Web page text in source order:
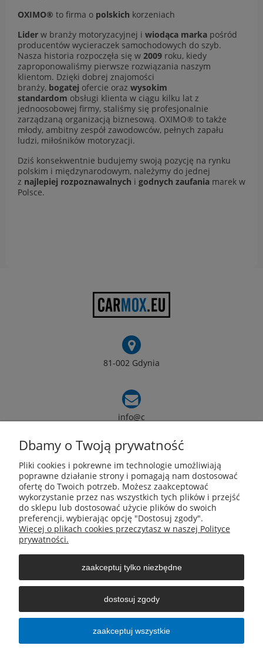
OXIMO® to firma o polskich korzeniach
Lider w branży motoryzacyjnej i wiodąca marka pośród
producentów wycieraczek samochodowych do szyb.
Nasza historia rozpoczęła się w 2009 roku, kiedy
zaproponowaliśmy pierwsze rozwiązania naszym
klientom. Dzięki dobrej znajomości
branży, bogatej ofercie oraz wysokim
standardom obsługi klienta w ciągu kilku lat z
jednoosobowej firmy, staliśmy się profesjonalnie
zarządzaną organizacją biznesową. OXIMO® to także
młody, ambitny zespół zawodowców, pełnych zapału
ludzi, miłośników motoryzacji.
Dziś konsekwentnie budujemy swoją pozycję na rynku
polskim i międzynarodowym, należymy do jednej
z najlepiej rozpoznawalnych i godnych zaufania marek w
Polsce.
81-002 Gdynia
info@c
Pomoc
Moje konto
Informacje
O nas
Dbamy o Twoją prywatność
Pliki cookies i pokrewne im technologie umożliwiają
poprawne działanie strony i pomagają nam dostosować
ofertę do Twoich potrzeb. Możesz zaakceptować
wykorzystanie przez nas wszystkich tych plików i przejść
do sklepu lub dostosować użycie plików do swoich
preferencji, wybierając opcję "Dostosuj zgody".
Więcej o plikach cookies przeczytasz w naszej Polityce
prywatności.
zaakceptuj tylko niezbędne
dostosuj zgody
zaakceptuj wszystkie